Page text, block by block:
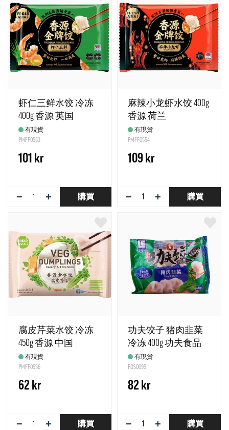
虾仁三鲜水饺 冷冻
400g 香源 英国
有現貨
PMFF0553
101 kr
− + 購買
麻辣小龙虾水饺 400g
香源 荷兰
有現貨
PMFF0554
109 kr
− + 購買
腐皮芹菜水饺 冷冻
450g 香源 中国
有現貨
PMFF0556
62 kr
− + 購買
功夫饺子 猪肉韭菜
冷冻 400g 功夫食品
英国有現貨
FDS0095
82 kr
− + 購買